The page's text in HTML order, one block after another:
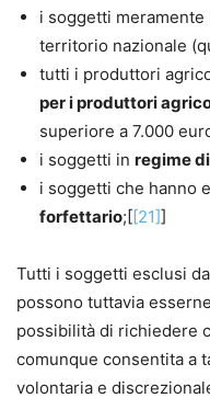
i soggetti
territorio nazionale
tutti i produttori
per i produttori
superiore a 7.000
i soggetti in regime
i soggetti che hanno
forfettario;[[21]]
Tutti i soggetti esclusi
possono tuttavia
possibilità di richiedere
comunque consentita a
volontaria e